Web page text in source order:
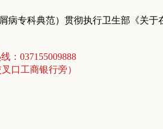
病专科典范）贯彻执行卫生部《关
：037155009888
口工商银行旁）